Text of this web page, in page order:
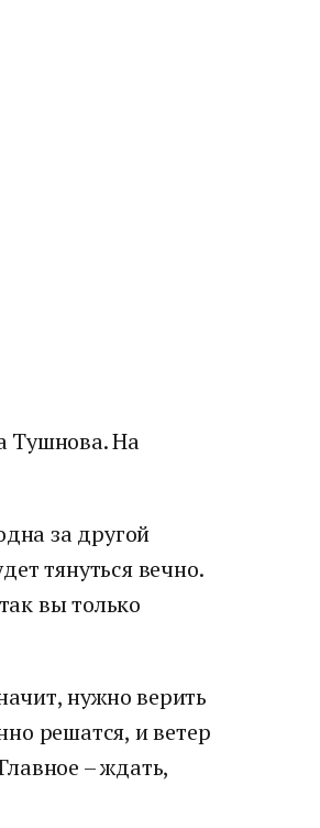
Тушнова. На
за другой
тянуться вечно.
вы только
нужно верить
решатся, и ветер
– ждать,